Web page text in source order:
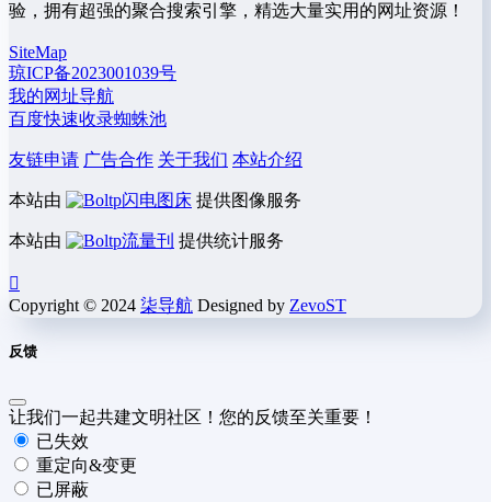
验，拥有超强的聚合搜索引擎，精选大量实用的网址资源！
SiteMap
琼ICP备2023001039号
我的网址导航
百度快速收录蜘蛛池
友链申请 广告合作 关于我们 本站介绍
本站由 闪电图床 提供图像服务
本站由 流量刊 提供统计服务
Copyright © 2024 柒导航 Designed by ZevoST
反馈
让我们一起共建文明社区！您的反馈至关重要！
已失效
重定向&变更
已屏蔽